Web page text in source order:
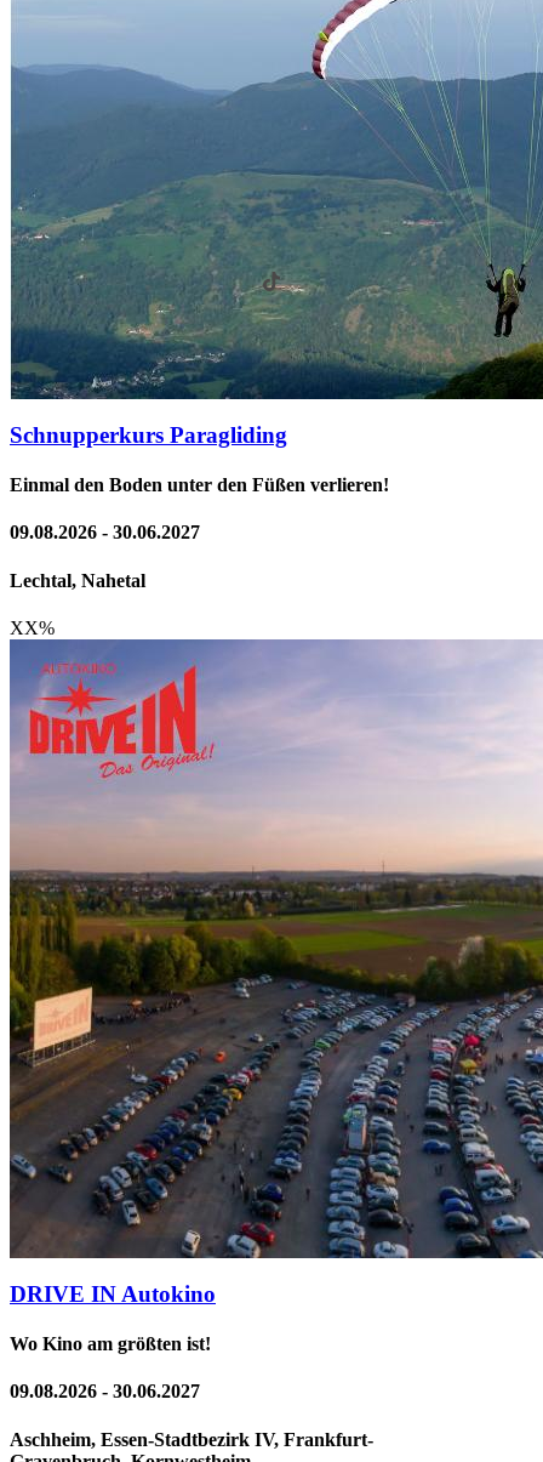
Schnupperkurs Paragliding
Einmal den Boden unter den Füßen verlieren!
09.08.2026 - 30.06.2027
Lechtal, Nahetal
XX%
DRIVE IN Autokino
Wo Kino am größten ist!
09.08.2026 - 30.06.2027
Aschheim, Essen-Stadtbezirk IV, Frankfurt-